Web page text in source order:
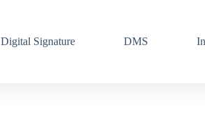
Digital Signature DMS